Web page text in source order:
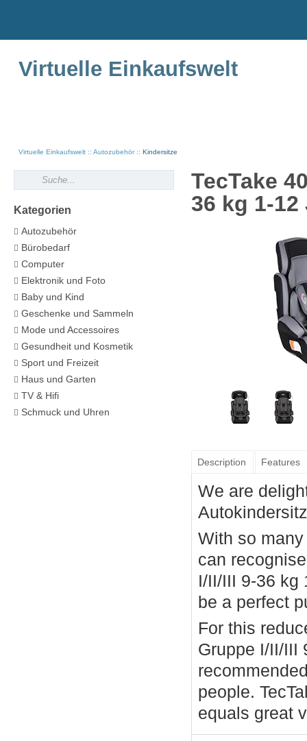
Virtuelle Einkaufswelt
Virtuelle Einkaufswelt Autozubehör Kindersitze
TecTake
36 kg 1-
Description Features
We are
With so
can
I/II/III 9-36 kg
be a perfect
For this
Gruppe I/II/III
people.
equals great
Kategorien
Autozubehör
Bürobedarf
Computer
Elektronik und Foto
Baby und Kind
Geschenke und Sammeln
Mode und Accessoires
Gesundheit und Kosmetik
Sport und Freizeit
Haus und Garten
TV & Hifi
Schmuck und Uhren